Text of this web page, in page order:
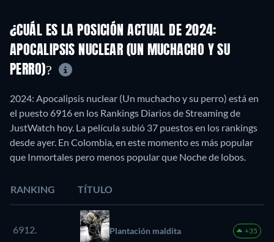
¿CUÁL ES LA POSICIÓN ACTUAL DE 2024:
APOCALIPSIS NUCLEAR (UN MUCHACHO Y SU
PERRO)?
2024: Apocalipsis nuclear (Un muchacho y su perro) está en
el puesto 6916 en los Rankings Diarios de Streaming de
JustWatch hoy. La película subió 37 puestos en los rankings
desde ayer. En Colombia, en este momento es más popular
que Inmortales pero menos popular que Noche de lobos.
RANKING TÍTULO
6912. Plantación maldita +35